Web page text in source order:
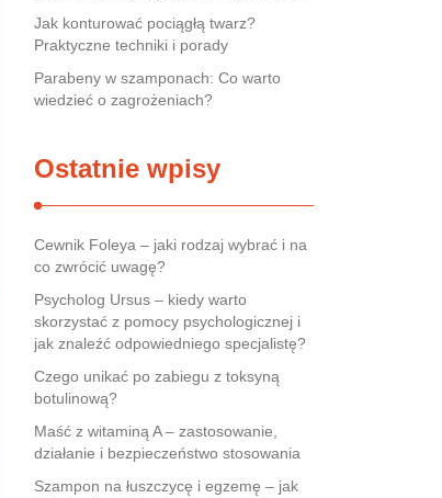
Jak konturować pociągłą twarz?
Praktyczne techniki i porady
Parabeny w szamponach: Co warto
wiedzieć o zagrożeniach?
Ostatnie wpisy
Cewnik Foleya – jaki rodzaj wybrać i na
co zwrócić uwagę?
Psycholog Ursus – kiedy warto
skorzystać z pomocy psychologicznej i
jak znaleźć odpowiedniego specjalistę?
Czego unikać po zabiegu z toksyną
botulinową?
Maść z witaminą A – zastosowanie,
działanie i bezpieczeństwo stosowania
Szampon na łuszczycę i egzemę – jak